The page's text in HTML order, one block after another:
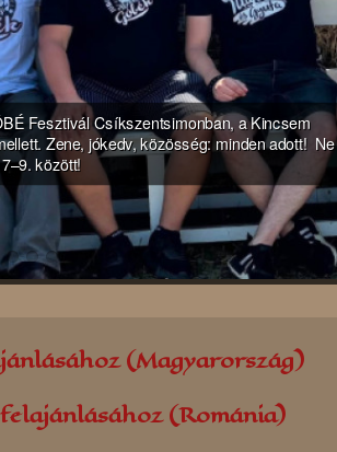
Fesztivál Csíkszentsimonban, a Kincsem
Zene, jókedv, közösség: minden adott! Ne
között!
(Magyarország)
(Románia)